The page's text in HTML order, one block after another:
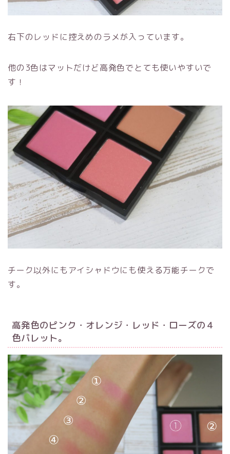
右下のレッドに控えめのラメが入っています。
他の 3色はマットだけど高発色でとても使いやすいで
す！
チーク以外にもアイシャドウにも使える万能チークで
す。
高発色のピンク・オレンジ・レッド・ローズの４
色パレット。